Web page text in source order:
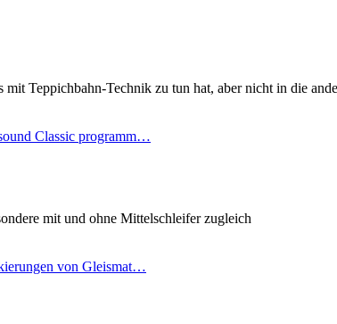
Teppichbahn-Technik zu tun hat, aber nicht in die
Classic programm…
mit und ohne Mittelschleifer zugleich
von Gleismat…